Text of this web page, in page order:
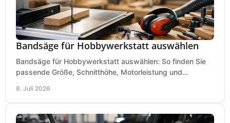
Bandsäge für Hobbywerkstatt auswählen
Bandsäge für Hobbywerkstatt auswählen: So finden Sie
passende Größe, Schnitthöhe, Motorleistung und
8. Juli 2026